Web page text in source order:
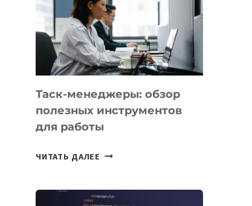
ДЛЯ
СОЗДАНИЯ
«ИСКУССТВЕННОГО
ИНЖЕНЕРА»
Таск-менеджеры: обзор
полезных инструментов
для работы
ЧИТАТЬ ДАЛЕЕ ТАСК-
ПОЛЕЗНЫХ